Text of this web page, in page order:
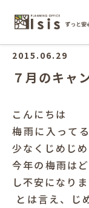
2015.06.29
７月のキャ
こんにちは
梅雨に入って
少なくじめじ
今年の梅雨は
し不安になり
とは言え、じ